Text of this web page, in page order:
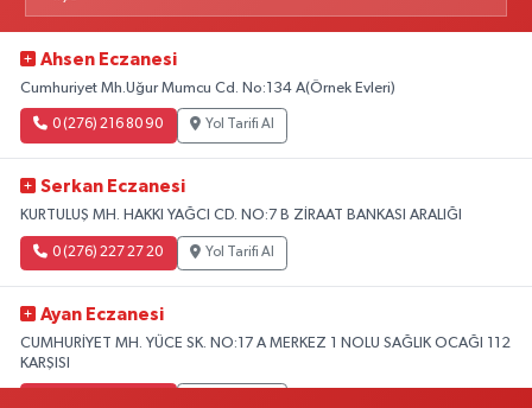
Ahsen Eczanesi
Cumhuriyet Mh.Uğur Mumcu Cd. No:134 A(Örnek Evleri)
0 (276) 216 80 90 Yol Tarifi Al
Serkan Eczanesi
KURTULUŞ MH. HAKKI YAĞCI CD. NO:7 B ZİRAAT BANKASI ARALIĞI
0 (276) 227 27 20 Yol Tarifi Al
Ayan Eczanesi
CUMHURİYET MH. YÜCE SK. NO:17 A MERKEZ 1 NOLU SAĞLIK OCAĞI 112
KARŞISI